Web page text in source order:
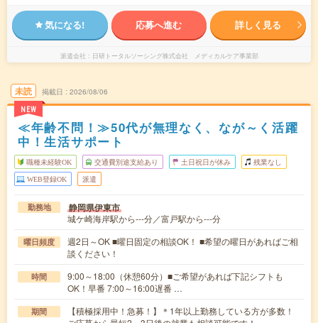
気になる! 応募へ進む 詳しく見る
派遣会社 日研トータルソーシング株式会社 メディカルケア事業部
未読
NEW
掲載日 2026/08/06
≪年齢不問！≫50代が無理なく、なが～く活躍
中！生活サポート
職種未経験OK 交通費別途支給あり 土日祝日が休み 残業なし
WEB登録OK 派遣
勤務地 静岡県伊東市
城ケ崎海岸駅から---分／富戸駅から---分
曜日頻度
週2日～OK ■曜日固定の相談OK！ ■希望の曜日があればご相
談ください！
時間
9:00～18:00（休憩60分）■ご希望があれば下記シフトも
OK！早番 7:00～16:00遅番 …
期間
【積極採用中！急募！】＊1年以上勤務している方が多数！